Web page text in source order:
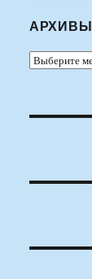
АРХИВЫ
Архивы